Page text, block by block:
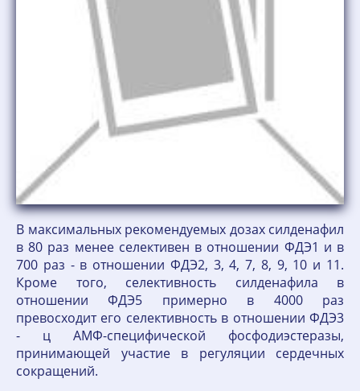
В максимальных рекомендуемых дозах силденафил
в 80 раз менее селективен в отношении ФДЭ1 и в
700 раз - в отношении ФДЭ2, 3, 4, 7, 8, 9, 10 и 11.
Кроме того, селективность силденафила в
отношении ФДЭ5 примерно в 4000 раз
превосходит его селективность в отношении ФДЭ3
- ц АМФ-специфической фосфодиэстеразы,
принимающей участие в регуляции сердечных
сокращений.